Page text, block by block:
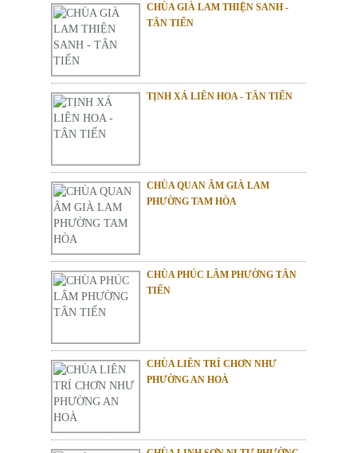
CHÙA GIÀ LAM THIỆN SANH -
TÂN TIẾN
TỊNH XÁ LIÊN HOA - TÂN TIẾN
CHÙA QUAN ÂM GIÀ LAM
PHƯỜNG TAM HÒA
CHÙA PHÚC LÂM PHƯỜNG TÂN
TIẾN
CHÙA LIÊN TRÍ CHƠN NHƯ
PHƯỜNG AN HOÀ